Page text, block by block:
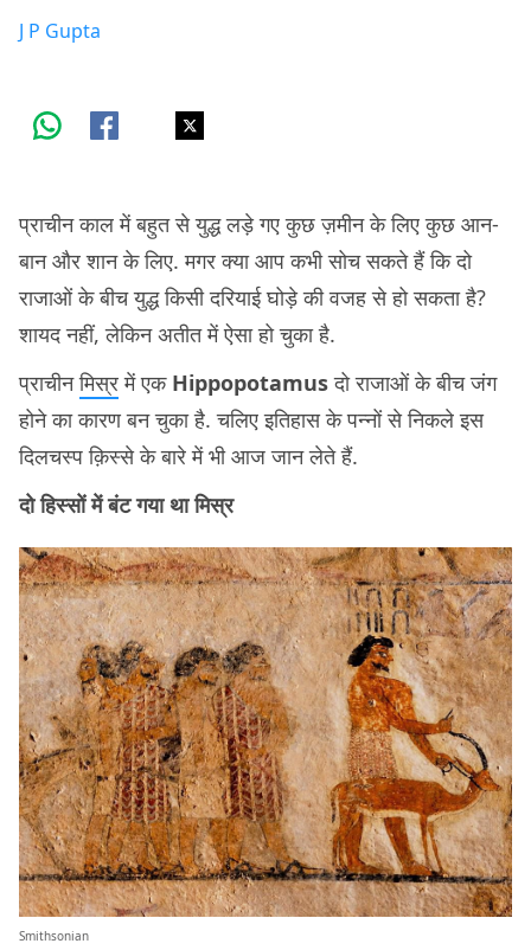
J P Gupta
प्राचीन काल में बहुत से युद्ध लड़े गए कुछ ज़मीन के लिए कुछ आन-
बान और शान के लिए. मगर क्या आप कभी सोच सकते हैं कि दो
राजाओं के बीच युद्ध किसी दरियाई घोड़े की वजह से हो सकता है?
शायद नहीं, लेकिन अतीत में ऐसा हो चुका है.
प्राचीनमिस्रमें एक Hippopotamusदो राजाओं के बीच जंग
होने का कारण बन चुका है. चलिए इतिहास के पन्नों से निकले इस
दिलचस्प क़िस्से के बारे में भी आज जान लेते हैं.
दो हिस्सों में बंट गया था मिस्र
Smithsonian